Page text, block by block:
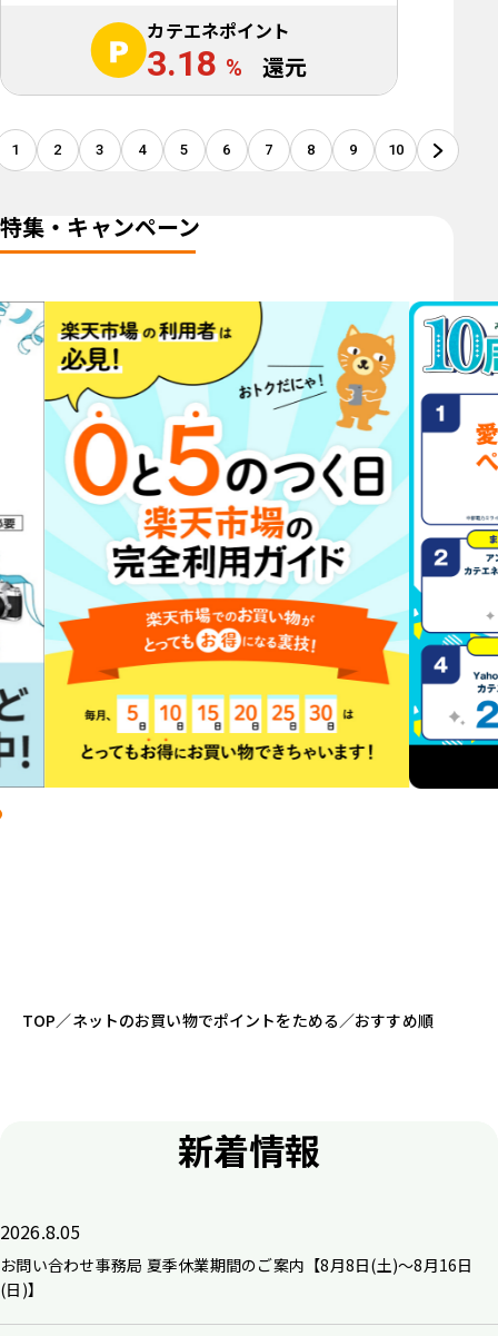
カテエネポイント
3.18 % 還元
1 2 3 4 5 6 7 8 9 10
特集・キャンペーン
TOP／ネットのお買い物でポイントをためる ／おすすめ順
新着情報
2026.8.05
お問い合わせ事務局 夏季休業期間のご案内【8月8日(土)～8月16日
(日)】